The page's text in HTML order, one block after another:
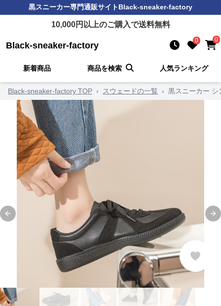
黒スニーカー専門通販サイトBlack-sneaker-factory
10,000円以上のご購入で送料無料
Black-sneaker-factory 0 0
新着商品 商品を検索 人気ランキング
Black-sneaker-factory TOP › スウェードの一覧 › 黒スニーカー シ
Previous slide